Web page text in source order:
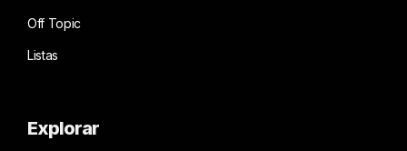
Off Topic
Listas
Explorar